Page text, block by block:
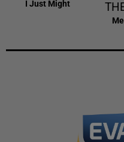
I Just Might